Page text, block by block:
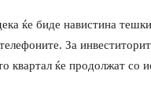
ќе биде навистина
За
квартал ќе продолжат со